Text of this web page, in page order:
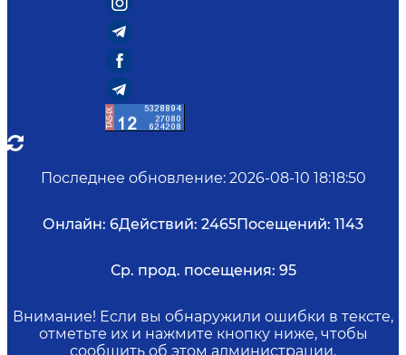
Последнее обновление: 2026-08-10 18:18:50
Онлайн: 6Действий: 2465Посещений: 1143
Ср. прод. посещения: 95
Внимание! Если вы обнаружили ошибки в тексте,
отметьте их и нажмите кнопку ниже, чтобы
сообщить об этом администрации.